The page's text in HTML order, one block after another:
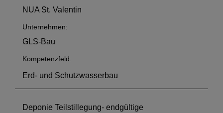
NUA St. Valentin
Unternehmen:
GLS-Bau
Kompetenzfeld:
Erd- und Schutzwasserbau
Deponie Teilstillegung- endgültige